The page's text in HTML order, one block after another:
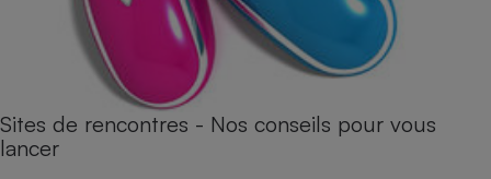
Sites de rencontres - Nos conseils pour vous
lancer